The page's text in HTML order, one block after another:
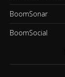
BoomSonar
BoomSocial